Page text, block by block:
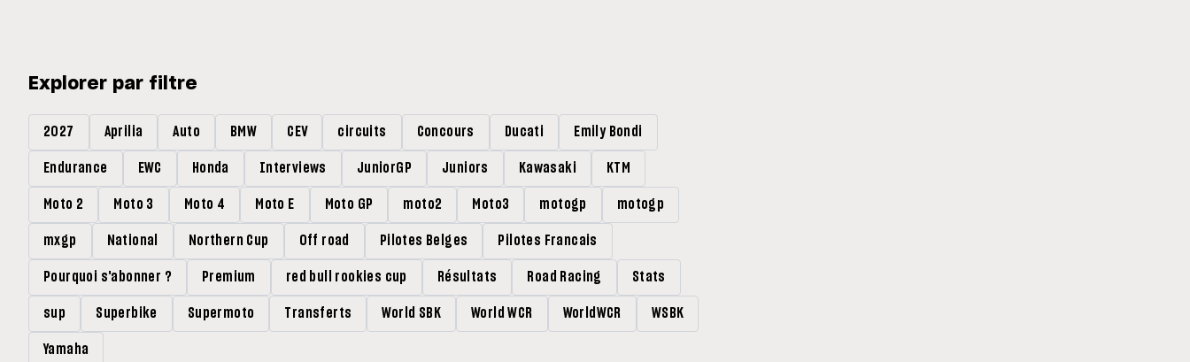
Explorer par filtre
2027 Aprilia Auto BMW CEV circuits Concours Ducati Emily Bondi
Endurance EWC Honda Interviews JuniorGP Juniors Kawasaki KTM
Moto 2 Moto 3 Moto 4 Moto E Moto GP moto2 Moto3 motogp motogp
mxgp National Northern Cup Off road Pilotes Belges Pilotes Francais
Pourquoi s'abonner ? Premium red bull rookies cup Résultats Road Racing Stats
sup Superbike Supermoto Transferts World SBK World WCR WorldWCR WSBK
Yamaha